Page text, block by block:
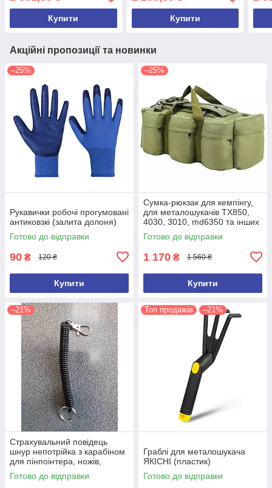
Купити Купити
Акційні пропозиції та новинки
–25%
Рукавички робочі прогумовані
антиковзкі (залита долоня)
Готово до відправки
90 ₴ 120 ₴
Купити
–25%
Сумка-рюкзак для кемпінгу,
для металошукачів TX850,
4030, 3010, md6350 та інших
(ємність 100 л)
Готово до відправки
1 170 ₴ 1 560 ₴
Купити
–21%
Страхувальний повідець
шнур непотрійка з карабіном
для пінпоінтера, ножів,
ліхтарів, рацій, ключів
Готово до відправки
Топ продажів –21%
Граблі для металошукача
ЯКІСНІ (пластик)
Готово до відправки